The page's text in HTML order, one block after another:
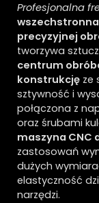
Profesjonalna
precyzyjnej
tworzywa
centrum
konstrukcję ze
sztywność i
połączona z
oraz śrubami
maszyna CNC
zastosowań
dużych
elastyczność
narzędzi.